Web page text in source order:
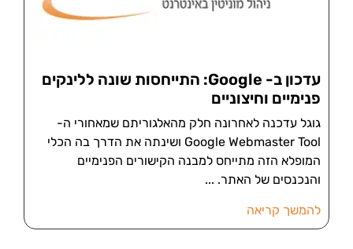
עדכון ב- Google: התייחסות שונה ללינקים
פנימיים וחיצוניים
גוגל עדכנה לאחרונה חלק מהאלגוריתם שמאחורי ה-
Google Webmaster Tool ושינתה את הדרך בה הכלי
המופלא הזה מתייחס למבנה הקישורים הפנימיים
והנכנסים של האתר.
להמשך קריאה